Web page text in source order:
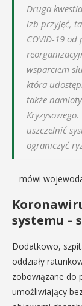
Druga
izb przyjęć,
COVID-19 od
wsparciem
która
także
uszczelnić
ograniczyć
– mówi
systemu –
Dodatkowo,
oddziały
zobowiązane do
umożliwiający